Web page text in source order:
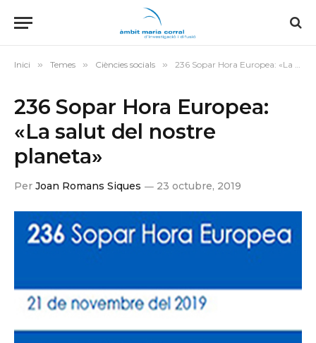
Inici » Temes » Ciències socials » 236 Sopar Hora Europea: «La salut del nostre planeta»
236 Sopar Hora Europea:
«La salut del nostre
planeta»
Per Joan Romans Siques 23 octubre, 2019